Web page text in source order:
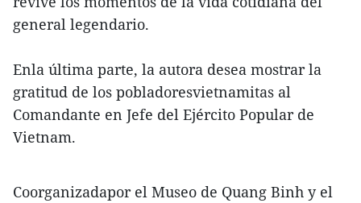
general legendario.
Enla última parte, la autora desea mostrar la
gratitud de los pobladoresvietnamitas al
Comandante en Jefe del Ejército Popular de
Vietnam.
Coorganizadapor el Museo de Quang Binh y el